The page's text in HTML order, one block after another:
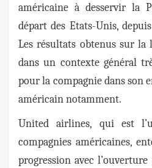
américaine à desservir la
départ des Etats-Unis,
Les résultats obtenus sur la
dans un contexte général
pour la compagnie dans son
américain notamment.
United airlines, qui est
compagnies américaines,
progression avec